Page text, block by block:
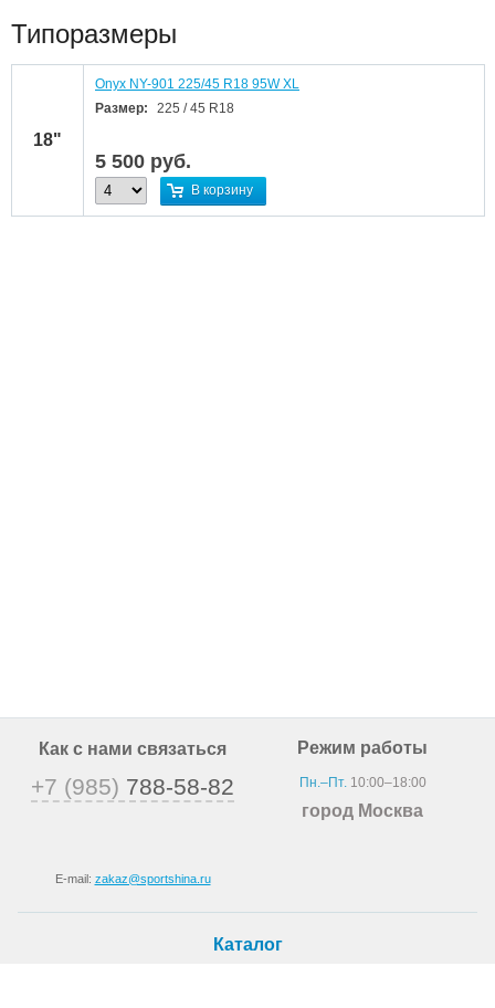
Типоразмеры
18"
Onyx NY-901 225/45 R18 95W XL
Размер:
225 / 45 R18
5 500 руб.
В корзину
Как с нами связаться
+7 (985) 788-58-82
E-mail: zakaz@sportshina.ru
Режим работы
Пн.–Пт.10:00–18:00
город Москва
Каталог